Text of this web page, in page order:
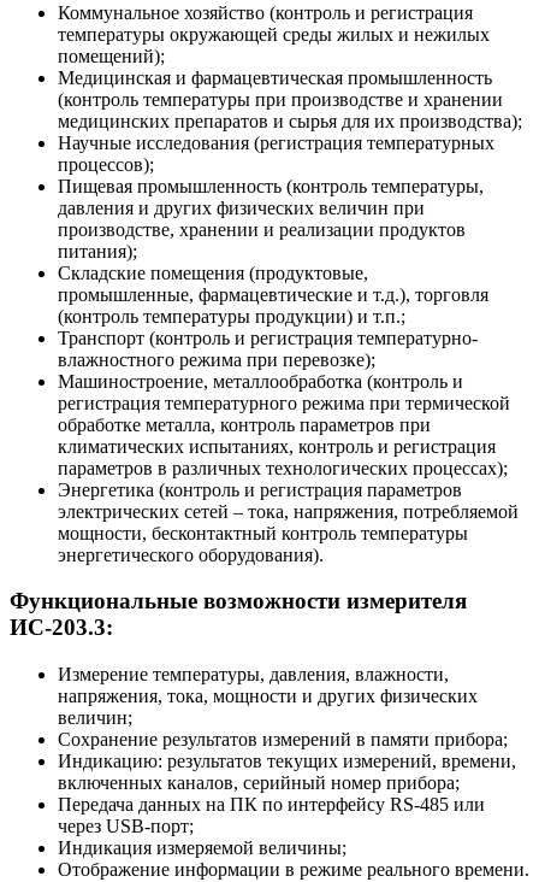
Коммунальное хозяйство (контроль и регистрация
температуры окружающей среды жилых и нежилых
помещений);
Медицинская и фармацевтическая промышленность
(контроль температуры при производстве и хранении
медицинских препаратов и сырья для их производства);
Научные исследования (регистрация температурных
процессов);
Пищевая промышленность (контроль температуры,
давления и других физических величин при
производстве, хранении и реализации продуктов
питания);
Складские помещения (продуктовые,
промышленные, фармацевтические и т.д.), торговля
(контроль температуры продукции) и т.п.;
Транспорт (контроль и регистрация температурно-
влажностного режима при перевозке);
Машиностроение, металлообработка (контроль и
регистрация температурного режима при термической
обработке металла, контроль параметров при
климатических испытаниях, контроль и регистрация
параметров в различных технологических процессах);
Энергетика (контроль и регистрация параметров
электрических сетей – тока, напряжения, потребляемой
мощности, бесконтактный контроль температуры
энергетического оборудования).
Функциональные возможности измерителя
ИС-203.3:
Измерение температуры, давления, влажности,
напряжения, тока, мощности и других физических
величин;
Сохранение результатов измерений в памяти прибора;
Индикацию: результатов текущих измерений, времени,
включенных каналов, серийный номер прибора;
Передача данных на ПК по интерфейсу RS-485 или
через USB-порт;
Индикация измеряемой величины;
Отображение информации в режиме реального времени.